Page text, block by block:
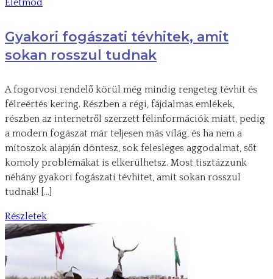
Életmód
Gyakori fogászati tévhitek, amit
sokan rosszul tudnak
A fogorvosi rendelő körül még mindig rengeteg tévhit és
félreértés kering. Részben a régi, fájdalmas emlékek,
részben az internetről szerzett félinformációk miatt, pedig
a modern fogászat már teljesen más világ, és ha nem a
mítoszok alapján döntesz, sok felesleges aggodalmat, sőt
komoly problémákat is elkerülhetsz. Most tisztázzunk
néhány gyakori fogászati tévhitet, amit sokan rosszul
tudnak! […]
Részletek